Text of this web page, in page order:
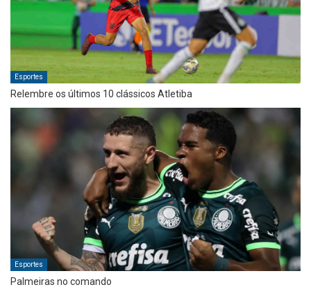
Esportes
Relembre os últimos 10 clássicos Atletiba
Esportes
Palmeiras no comando